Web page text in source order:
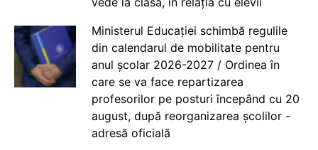
Ministerul Educației schimbă regulile
din calendarul de mobilitate pentru
anul școlar 2026-2027 / Ordinea în
care se va face repartizarea
profesorilor pe posturi începând cu 20
august, după reorganizarea școlilor -
adresă oficială